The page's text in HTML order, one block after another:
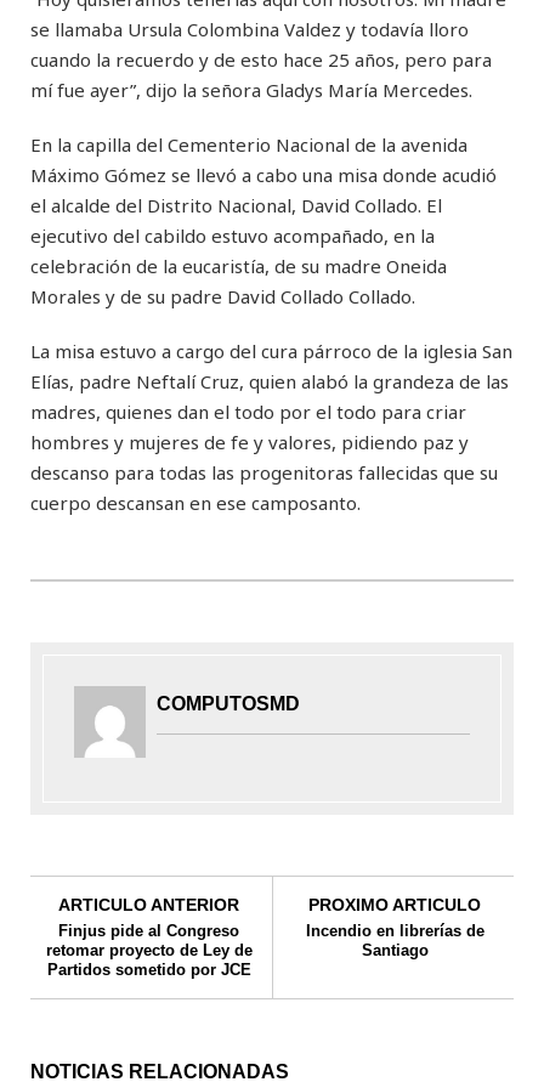
se llamaba Ursula Colombina Valdez y todavía lloro
cuando la recuerdo y de esto hace 25 años, pero para
mí fue ayer”, dijo la señora Gladys María Mercedes.
En la capilla del Cementerio Nacional de la avenida
Máximo Gómez se llevó a cabo una misa donde acudió
el alcalde del Distrito Nacional, David Collado. El
ejecutivo del cabildo estuvo acompañado, en la
celebración de la eucaristía, de su madre Oneida
Morales y de su padre David Collado Collado.
La misa estuvo a cargo del cura párroco de la iglesia San
Elías, padre Neftalí Cruz, quien alabó la grandeza de las
madres, quienes dan el todo por el todo para criar
hombres y mujeres de fe y valores, pidiendo paz y
descanso para todas las progenitoras fallecidas que su
cuerpo descansan en ese camposanto.
COMPUTOSMD
ARTICULO ANTERIOR
Finjus pide al Congreso
retomar proyecto de Ley de
Partidos sometido por JCE
PROXIMO ARTICULO
Incendio en librerías de
Santiago
NOTICIAS RELACIONADAS